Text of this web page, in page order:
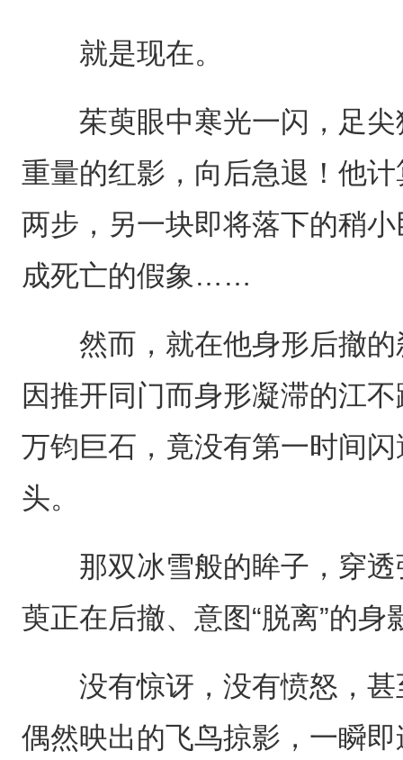
就是现在。
茱萸眼中寒光一闪，足尖
重量的红影，向后急退！他
两步，另一块即将落下的稍
成死亡的假象……
然而，就在他身形后撤的
因推开同门而身形凝滞的江
万钧巨石，竟没有第一时间
头。
那双冰雪般的眸子，穿透
萸正在后撤、意图“脱离”的身
没有惊讶，没有愤怒，甚
偶然映出的飞鸟掠影，一瞬即